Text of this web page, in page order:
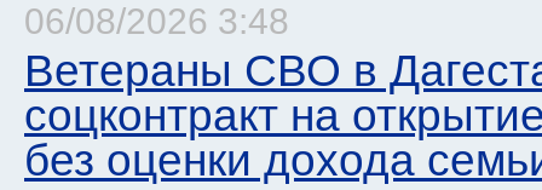
06/08/2026 3:48
Ветераны СВО в
соцконтракт на
без оценки дохода